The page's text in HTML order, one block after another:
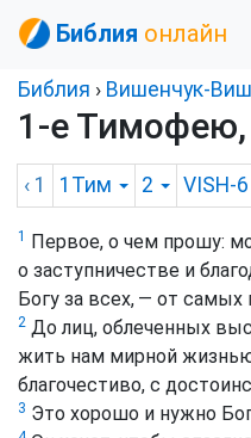
Библия онлайн
Библия › Вишенчук-
1-е Тимофею,
‹ 1 1Тим 2 VISH-6
1
Первое, о чем прошу:
о заступничестве и
Богу за всех, — от
2 До лиц, облеченных
жить нам мирной
благочестиво, с
3 Это хорошо и нужно